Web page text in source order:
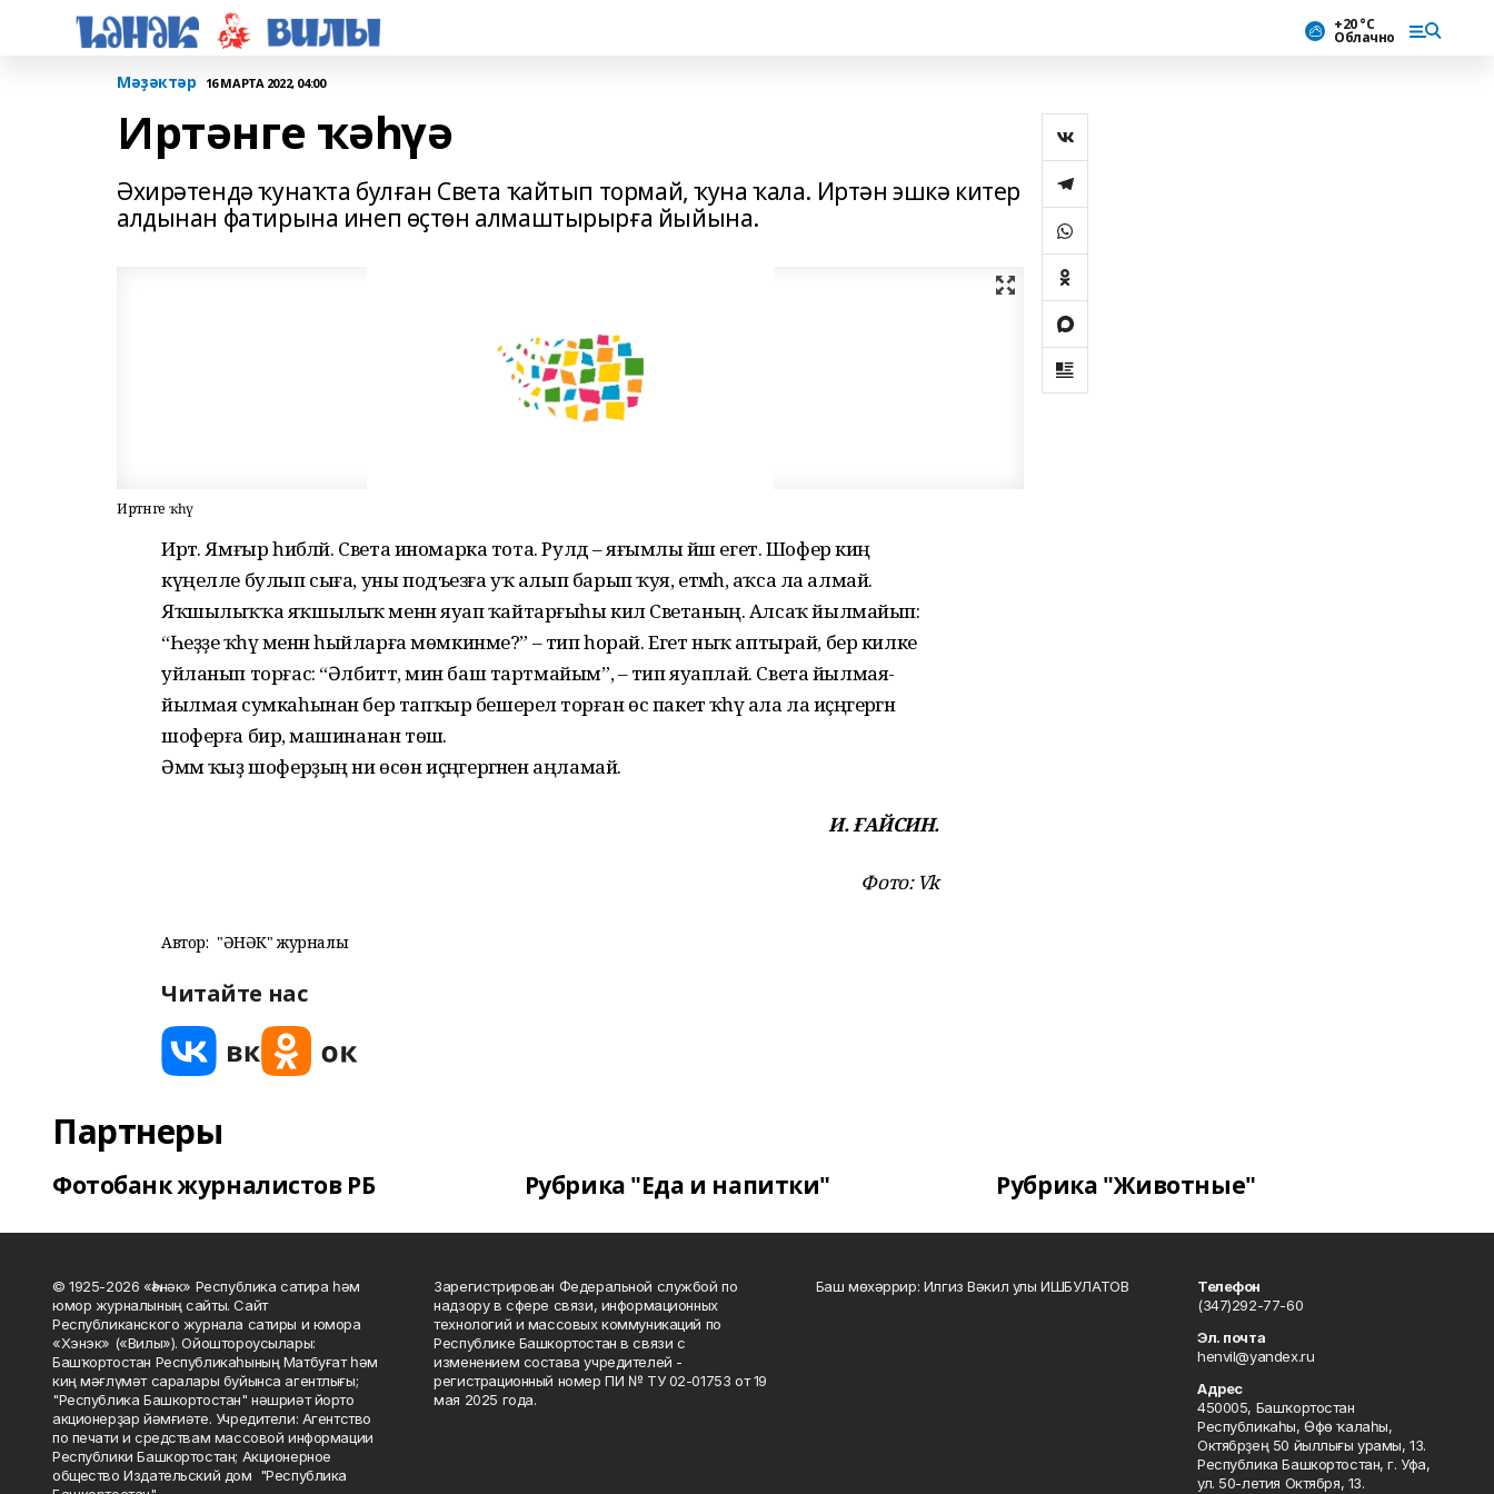
+20 °С
Облачно
Мәҙәктәр 16 МАРТА 2022, 04:00
Иртәнге ҡәһүә
Әхирәтендә ҡунаҡта булған Света ҡайтып тормай, ҡуна ҡала. Иртән эшкә китер
алдынан фатирына инеп өҫтөн алмаштырырға йыйына.
Иртәнге ҡәһүә
Иртә. Ямғыр һибәләй. Света иномарка тота. Рулдә – яғымлы йәш егет. Шофер киң
күңелле булып сыға, уны подъезға уҡ алып барып ҡуя, етмәһә, аҡса ла алмай.
Яҡшылыҡҡа яҡшылыҡ менән яуап ҡайтарғыһы килә Светаның. Алсаҡ йылмайып:
“Һеҙҙе ҡәһүә менән һыйларға мөмкинме?” – тип һорай. Егет ныҡ аптырай, бер килке
уйланып торғас: “Әлбиттә, мин баш тартмайым”, – тип яуаплай. Света йылмая-
йылмая сумкаһынан бер тапҡыр бешерелә торған өс пакет ҡәһүә ала ла иҫәңгерәгән
шоферға бирә, машинанан төшә.
Әммә ҡыҙ шоферҙың ни өсөн иҫәңгерәгәнен аңламай.
И. ҒАЙСИН.
Фото: Vk
Автор: "ҺӘНӘК" журналы
Читайте нас
Партнеры
Фотобанк журналистов РБ Рубрика "Еда и напитки" Рубрика "Животные"
© 1925-2026 «Һәнәк» Республика сатира һәм
юмор журналының сайты. Сайт
Республиканского журнала сатиры и юмора
«Хэнэк» («Вилы»). Ойоштороусылары:
Башҡортостан Республикаһының Матбуғат һәм
киң мәғлүмәт саралары буйынса агентлығы;
"Республика Башкортостан" нәшриәт йорто
акционерҙар йәмғиәте. Учредители: Агентство
по печати и средствам массовой информации
Республики Башкортостан; Акционерное
общество Издательский дом "Республика
Зарегистрирован Федеральной службой по
надзору в сфере связи, информационных
технологий и массовых коммуникаций по
Республике Башкортостан в связи с
изменением состава учредителей -
регистрационный номер ПИ № ТУ 02-01753 от 19
мая 2025 года.
Баш мөхәррир: Илгиз Вәкил улы ИШБУЛАТОВ
Телефон
(347)292-77-60
Эл. почта
henvil@yandex.ru
Адрес
450005, Башҡортостан
Республикаһы, Өфө ҡалаһы,
Октябрҙең 50 йыллығы урамы, 13.
Республика Башкортостан, г. Уфа,
ул. 50-летия Октября, 13.